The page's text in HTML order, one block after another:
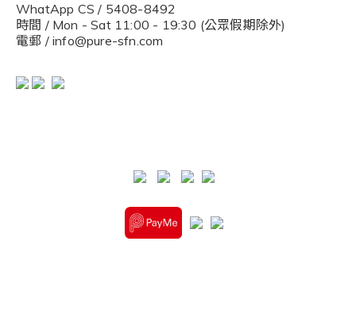
WhatApp CS / 5408-8492
時間 / Mon - Sat 11:00 - 19:30 (公眾假期除外)
電郵 / info@pure-sfn.com